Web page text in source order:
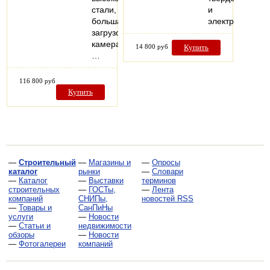
стали,
большая
загрузочная
камера,
116 800 руб
Купить
и
14 800 руб Купить
— Строительный
каталог
— Каталог
строительных
компаний
— Товары и
услуги
— Статьи и
обзоры
— Фотогалереи
— Магазины и
рынки
— Выставки
— ГОСТы,
СНИПы,
СанПиНы
— Новости
недвижимости
— Новости
компаний
— Опросы
— Словари
терминов
— Лента
новостей RSS